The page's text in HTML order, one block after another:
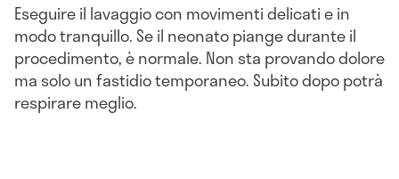
Eseguire il lavaggio con movimenti delicati e in
modo tranquillo. Se il neonato piange durante il
procedimento, è normale. Non sta provando dolore
ma solo un fastidio temporaneo. Subito dopo potrà
respirare meglio.